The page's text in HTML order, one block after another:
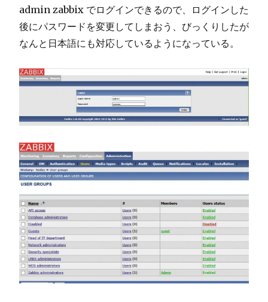
admin zabbix でログインできるので、ログインした
後にパスワードを変更してしまおう、びっくりしたが
なんと日本語にも対応しているようになっている。